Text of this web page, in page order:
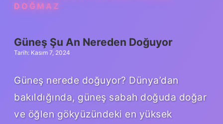
DOĞMAZ
Güneş Şu An Nereden Doğuyor
Tarih: Kasım 7, 2024
Güneş nerede doğuyor? Dünya’dan
bakıldığında, güneş sabah doğuda doğar
ve öğlen gökyüzündeki en yüksek